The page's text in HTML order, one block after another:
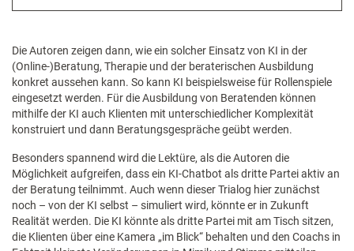
Die Autoren zeigen dann, wie ein solcher Einsatz von KI in der
(Online-)Beratung, Therapie und der beraterischen Ausbildung
konkret aussehen kann. So kann KI beispielsweise für Rollenspiele
eingesetzt werden. Für die Ausbildung von Beratenden können
mithilfe der KI auch Klienten mit unterschiedlicher Komplexität
konstruiert und dann Beratungsgespräche geübt werden.
Besonders spannend wird die Lektüre, als die Autoren die
Möglichkeit aufgreifen, dass ein KI-Chatbot als dritte Partei aktiv an
der Beratung teilnimmt. Auch wenn dieser Trialog hier zunächst
noch – von der KI selbst – simuliert wird, könnte er in Zukunft
Realität werden. Die KI könnte als dritte Partei mit am Tisch sitzen,
die Klienten über eine Kamera „im Blick“ behalten und den Coachs in